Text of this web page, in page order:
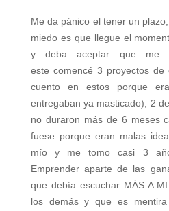
Me da pánico el tener un
miedo es que llegue el
y deba aceptar que me
este comencé 3 proyectos
cuento en estos porque
entregaban ya masticado), 2
no duraron más de 6 meses
fuese porque eran malas
mío y me tomo casi 3
Emprender aparte de las
que debía escuchar MÁS A
los demás y que es